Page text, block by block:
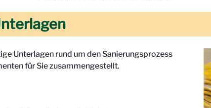
Unterlagen rund um den Sanierungsprozess
für Sie zusammengestellt.